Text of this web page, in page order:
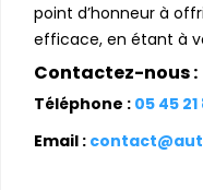
point d’honneur à
efficace, en étant à
Contactez-nous :
Téléphone : 05 45
Email :